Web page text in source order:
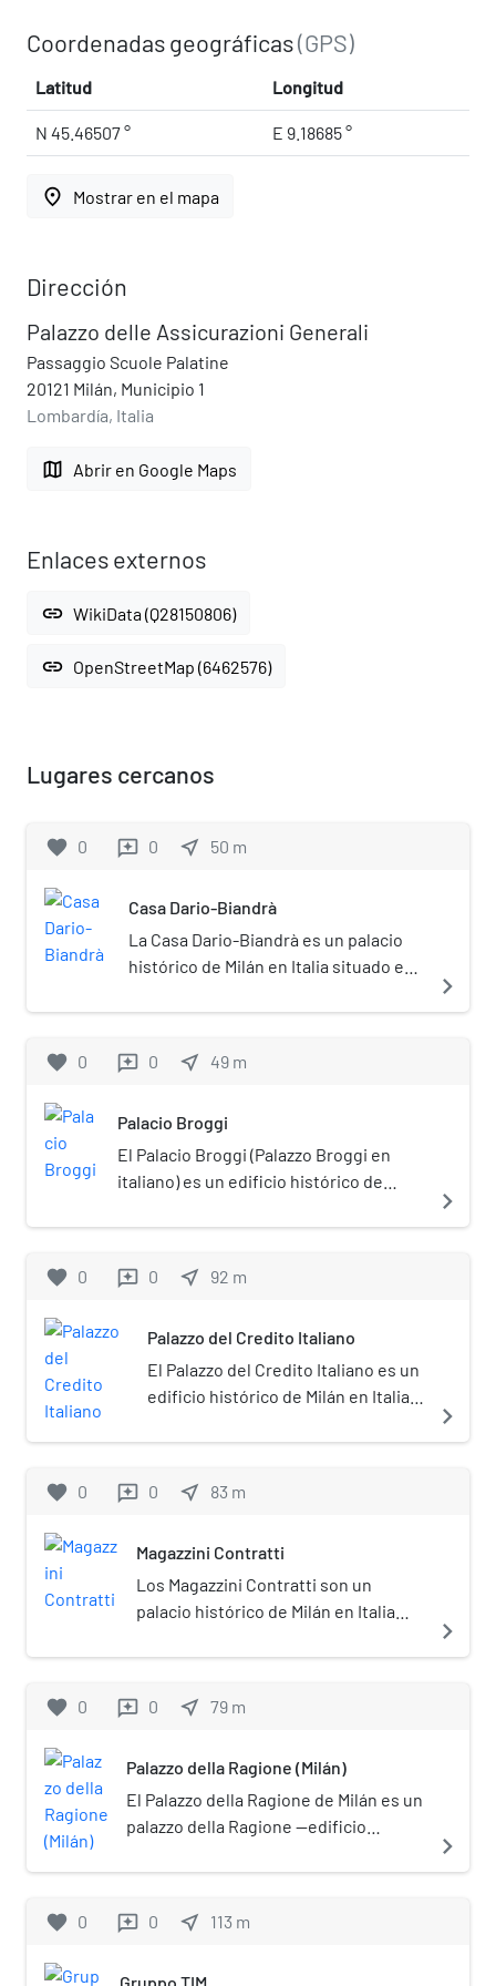
Coordenadas geográficas(GPS)
Latitud Longitud
N 45.46507 ° E 9.18685 °
place Mostrar en el mapa
Dirección
Palazzo delle Assicurazioni Generali
Passaggio Scuole Palatine
20121 Milán, Municipio 1
Lombardía, Italia
map Abrir en Google Maps
Enlaces externos
link WikiData (Q28150806)
link OpenStreetMap (6462576)
Lugares cercanos
favorite 0 reviews 0 near_me 50 m
Casa Dario-Biandrà
La Casa Dario-Biandrà es un palacio
histórico de Milán en Italia situado en
navigate_next
favorite 0 reviews 0 near_me 49 m
Palacio Broggi
El Palacio Broggi (Palazzo Broggi en
italiano) es un edificio histórico de
piazza Cordusio.
navigate_next
favorite 0 reviews 0 near_me 92 m
Palazzo del Credito Italiano
El Palazzo del Credito Italiano es un
edificio histórico de Milán en Italia
navigate_next
favorite 0 reviews 0 near_me 83 m
Magazzini Contratti
Los Magazzini Contratti son un
palacio histórico de Milán en Italia
Grossi.
navigate_next
favorite 0 reviews 0 near_me 79 m
Palazzo della Ragione (Milán)
El Palazzo della Ragione de Milán es un
palazzo della Ragione —edificio
reuniones del Consejo como las
en la piazza dei Mercanti, frente a la
navigate_next
favorite 0 reviews 0 near_me 113 m